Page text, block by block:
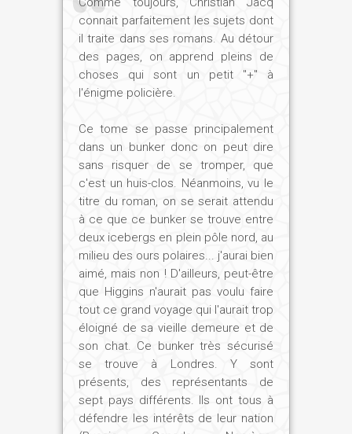
connait parfaitement les sujets dont
il traite dans ses romans. Au détour
des pages, on apprend pleins de
choses qui sont un petit "+" à
l'énigme policière.
Ce tome se passe principalement
dans un bunker donc on peut dire
sans risquer de se tromper, que
c'est un huis-clos. Néanmoins, vu le
titre du roman, on se serait attendu
à ce que ce bunker se trouve entre
deux icebergs en plein pôle nord, au
milieu des ours polaires... j'aurai bien
aimé, mais non ! D'ailleurs, peut-être
que Higgins n'aurait pas voulu faire
tout ce grand voyage qui l'aurait trop
éloigné de sa vieille demeure et de
son chat. Ce bunker très sécurisé
se trouve à Londres. Y sont
présents, des représentants de
sept pays différents. Ils ont tous à
défendre les intérêts de leur nation